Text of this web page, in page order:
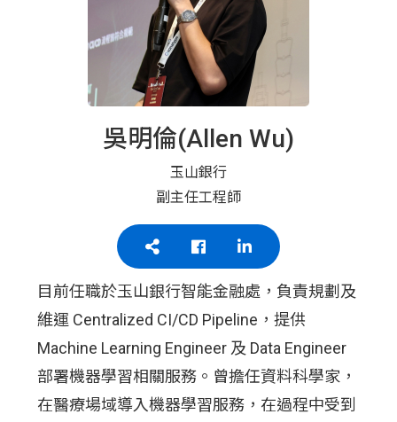
吳明倫(Allen Wu)
玉山銀行
副主任工程師
目前任職於玉山銀行智能金融處，負責規劃及
維運 Centralized CI/CD Pipeline，提供
Machine Learning Engineer 及 Data Engineer
部署機器學習相關服務。曾擔任資料科學家，
在醫療場域導入機器學習服務，在過程中受到